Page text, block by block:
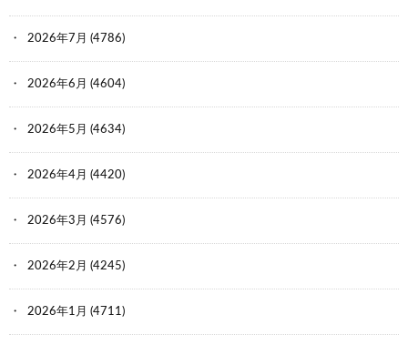
2026年7月 (4786)
2026年6月 (4604)
2026年5月 (4634)
2026年4月 (4420)
2026年3月 (4576)
2026年2月 (4245)
2026年1月 (4711)